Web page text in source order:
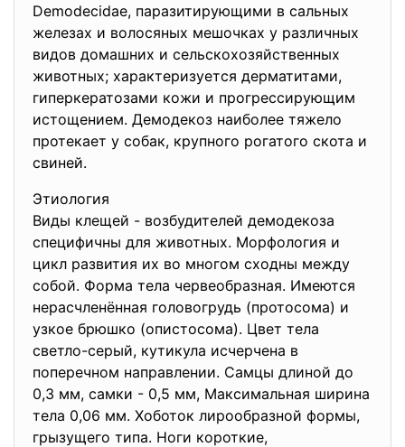
Demodecidae, паразитирующими в сальных
железах и волосяных мешочках у различных
видов домашних и сельскохозяйственных
животных; характеризуется дерматитами,
гиперкератозами кожи и прогрессирующим
истощением. Демодекоз наиболее тяжело
протекает у собак, крупного рогатого скота и
свиней.
Этиология
Виды клещей - возбудителей демодекоза
специфичны для животных. Морфология и
цикл развития их во многом сходны между
собой. Форма тела червеобразная. Имеются
нерасчленённая головогрудь (протосома) и
узкое брюшко (опистосома). Цвет тела
светло-серый, кутикула исчерчена в
поперечном направлении. Самцы длиной до
0,3 мм, самки - 0,5 мм, Максимальная ширина
тела 0,06 мм. Хоботок лирообразной формы,
грызущего типа. Ноги короткие,